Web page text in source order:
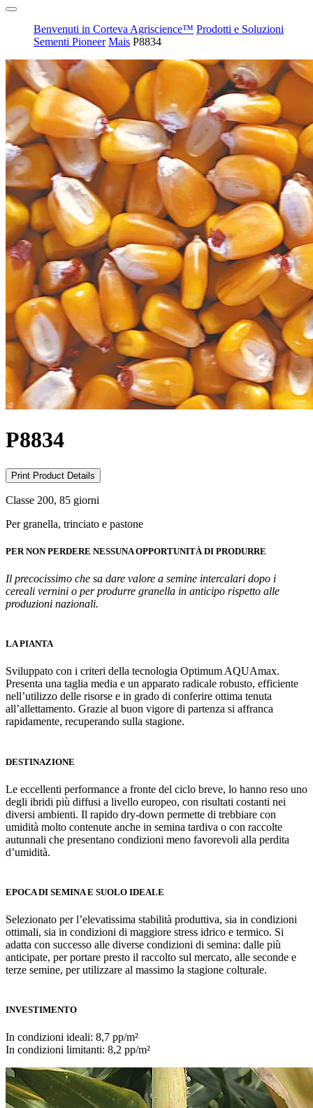
Benvenuti in Corteva Agriscience™ Prodotti e Soluzioni
Sementi Pioneer Mais P8834
P8834
Print Product Details
Classe 200, 85 giorni
Per granella, trinciato e pastone
PER NON PERDERE NESSUNA OPPORTUNITÀ DI PRODURRE
Il precocissimo che sa dare valore a semine intercalari dopo i
cereali vernini o per produrre granella in anticipo rispetto alle
produzioni nazionali.
LA PIANTA
Sviluppato con i criteri della tecnologia Optimum AQUAmax.
Presenta una taglia media e un apparato radicale robusto, efficiente
nell’utilizzo delle risorse e in grado di conferire ottima tenuta
all’allettamento. Grazie al buon vigore di partenza si affranca
rapidamente, recuperando sulla stagione.
DESTINAZIONE
Le eccellenti performance a fronte del ciclo breve, lo hanno reso uno
degli ibridi più diffusi a livello europeo, con risultati costanti nei
diversi ambienti. Il rapido dry-down permette di trebbiare con
umidità molto contenute anche in semina tardiva o con raccolte
autunnali che presentano condizioni meno favorevoli alla perdita
d’umidità.
EPOCA DI SEMINA E SUOLO IDEALE
Selezionato per l’elevatissima stabilità produttiva, sia in condizioni
ottimali, sia in condizioni di maggiore stress idrico e termico. Si
adatta con successo alle diverse condizioni di semina: dalle più
anticipate, per portare presto il raccolto sul mercato, alle seconde e
terze semine, per utilizzare al massimo la stagione colturale.
INVESTIMENTO
In condizioni ideali: 8,7 pp/m²
In condizioni limitanti: 8,2 pp/m²